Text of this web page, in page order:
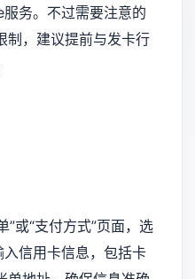
务。不过需要注意的
制，建议提前与发卡行
或“支付方式”页面，选
入信用卡信息，包括卡